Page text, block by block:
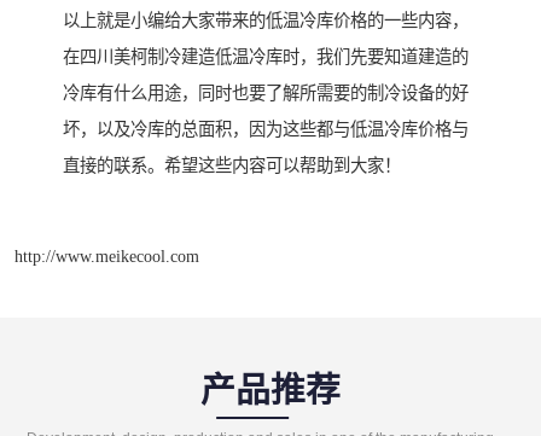
以上就是小编给大家带来的低温冷库价格的一些内容，
在四川美柯制冷建造低温冷库时，我们先要知道建造的
冷库有什么用途，同时也要了解所需要的制冷设备的好
坏，以及冷库的总面积，因为这些都与低温冷库价格与
直接的联系。希望这些内容可以帮助到大家！
http://www.meikecool.com
产品推荐